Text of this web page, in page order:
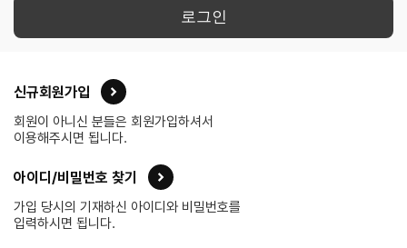
로그인
신규회원가입
회원이 아니신 분들은 회원가입하셔서
이용해주시면 됩니다.
아이디/비밀번호 찾기
가입 당시의 기재하신 아이디와 비밀번호를
입력하시면 됩니다.